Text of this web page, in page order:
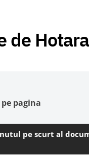
de
pagina
pe scurt al